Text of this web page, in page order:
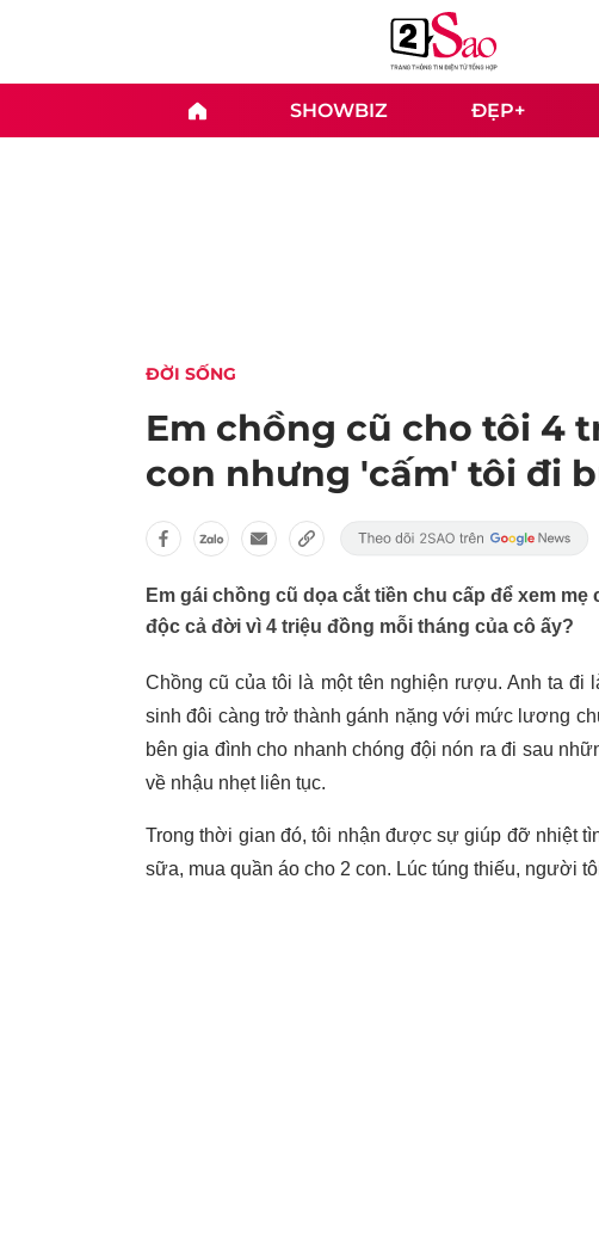
SHOWBIZ ĐẸP+
ĐỜI SỐNG
Em chồng cũ cho tôi 4
con nhưng 'cấm' tôi đi
Em gái chồng cũ dọa cắt tiền chu cấp để xem
độc cả đời vì 4 triệu đồng mỗi tháng của cô ấy?
Chồng cũ của tôi là một tên nghiện rượu. Anh ta
sinh đôi càng trở thành gánh nặng với mức lương
bên gia đình cho nhanh chóng đội nón ra đi sau
về nhậu nhẹt liên tục.
Trong thời gian đó, tôi nhận được sự giúp đỡ nhiệt
sữa, mua quần áo cho 2 con. Lúc túng thiếu, người